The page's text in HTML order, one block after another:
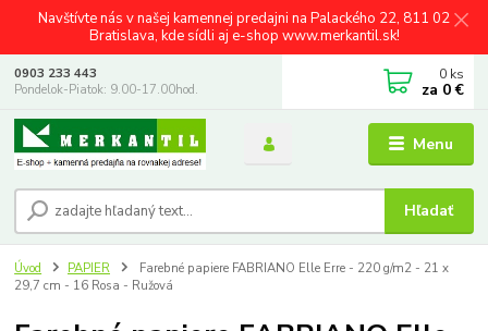
Navštívte nás v našej kamennej predajni na Palackého 22, 811 02
Bratislava, kde sídli aj e-shop www.merkantil.sk!
Menu
Hľadať
0903 233 443
Pondelok-Piatok: 9.00-17.00hod.
0 ks
za 0 €
Úvod PAPIER
Farebné papiere FABRIANO Elle Erre - 220 g/m2 - 21 x
29,7 cm - 16 Rosa - Ružová